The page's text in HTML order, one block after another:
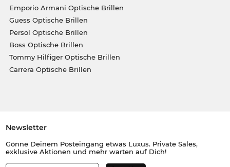
Emporio Armani Optische Brillen
Guess Optische Brillen
Persol Optische Brillen
Boss Optische Brillen
Tommy Hilfiger Optische Brillen
Carrera Optische Brillen
Newsletter
Gönne Deinem Posteingang etwas Luxus. Private Sales,
exklusive Aktionen und mehr warten auf Dich!